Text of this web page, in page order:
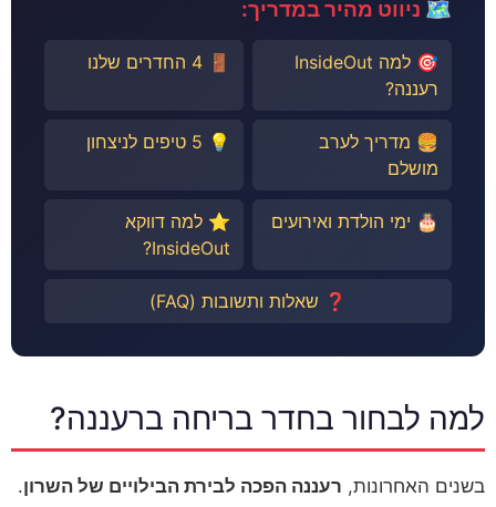
🗺️ ניווט מהיר במדריך:
🎯 למה InsideOut
רעננה?
🚪 4 החדרים שלנו
🍔 מדריך לערב
מושלם
💡 5 טיפים לניצחון
🎂 ימי הולדת ואירועים
⭐ למה דווקא
InsideOut?
❓ שאלות ותשובות (FAQ)
למה לבחור בחדר בריחה ברעננה?
בשנים האחרונות, רעננה הפכה לבירת הבילויים של השרון.